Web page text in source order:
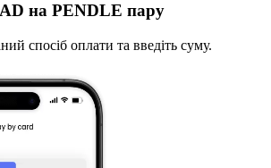
на PENDLE пару
спосіб оплати та введіть суму.